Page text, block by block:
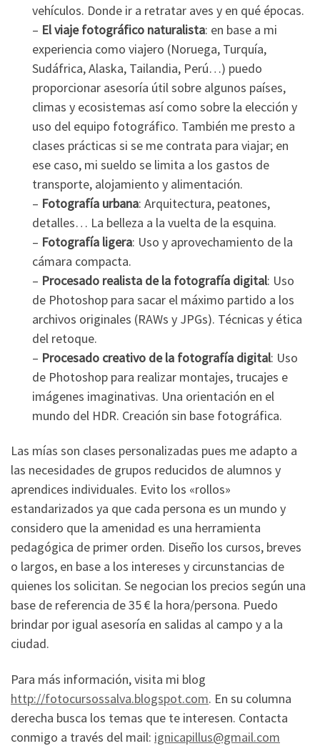
vehículos. Donde ir a retratar aves y en qué épocas.
– El viaje fotográfico naturalista: en base a mi
experiencia como viajero (Noruega, Turquía,
Sudáfrica, Alaska, Tailandia, Perú…) puedo
proporcionar asesoría útil sobre algunos países,
climas y ecosistemas así como sobre la elección y
uso del equipo fotográfico. También me presto a
clases prácticas si se me contrata para viajar; en
ese caso, mi sueldo se limita a los gastos de
transporte, alojamiento y alimentación.
– Fotografía urbana: Arquitectura, peatones,
detalles… La belleza a la vuelta de la esquina.
– Fotografía ligera: Uso y aprovechamiento de la
cámara compacta.
– Procesado realista de la fotografía digital: Uso
de Photoshop para sacar el máximo partido a los
archivos originales (RAWs y JPGs). Técnicas y ética
del retoque.
– Procesado creativo de la fotografía digital: Uso
de Photoshop para realizar montajes, trucajes e
imágenes imaginativas. Una orientación en el
mundo del HDR. Creación sin base fotográfica.
Las mías son clases personalizadas pues me adapto a
las necesidades de grupos reducidos de alumnos y
aprendices individuales. Evito los «rollos»
estandarizados ya que cada persona es un mundo y
considero que la amenidad es una herramienta
pedagógica de primer orden. Diseño los cursos, breves
o largos, en base a los intereses y circunstancias de
quienes los solicitan. Se negocian los precios según una
base de referencia de 35 € la hora/persona. Puedo
brindar por igual asesoría en salidas al campo y a la
ciudad.
Para más información, visita mi blog
http://fotocursossalva.blogspot.com. En su columna
derecha busca los temas que te interesen. Contacta
conmigo a través del mail: ignicapillus@gmail.com